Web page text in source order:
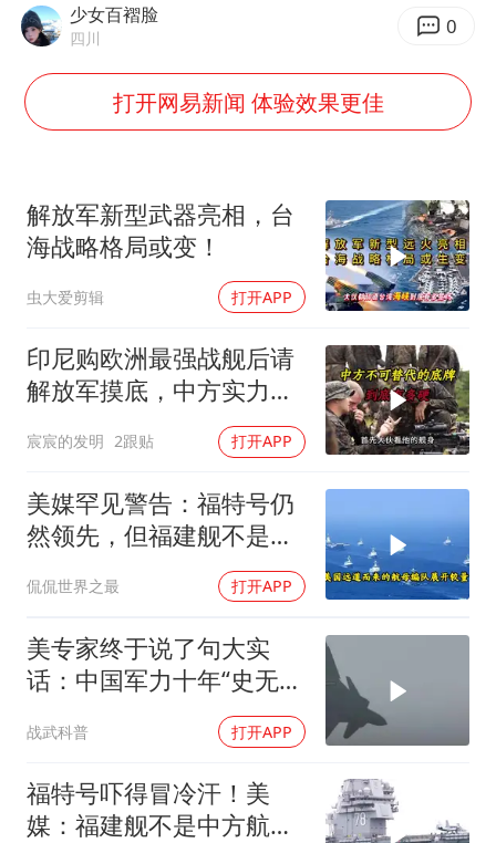
几元成本的AI广告导致千万市值蒸发
《欢迎来龙餐馆》口碑
白海豚将正面袭击贯穿浙江
杭州全市有序停课
商场现钱学森巨幅海报 负责人回应
乐享全民健身 共筑健康中国
少女百褶脸
四川 0
打开网易新闻 体验效果更佳
解放军新型武器亮相，台
海战略格局或变！
虫大爱剪辑 打开APP
印尼购欧洲最强战舰后请
解放军摸底，中方实力几
宸宸的发明 2跟贴 打开APP
美媒罕见警告：福特号仍
然领先，但福建舰不是中
国航母终点，而是新起点
侃侃世界之最 打开APP
美专家终于说了句大实
话：中国军力十年“史无前
例”狂飙，美国这次真坐不
住了
战武科普 打开APP
福特号吓得冒冷汗！美
媒：福建舰不是中方航母